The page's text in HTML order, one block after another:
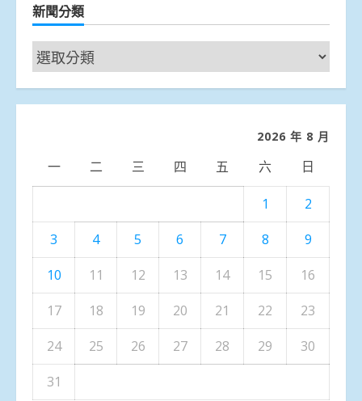
新聞分類
新
聞
分
2026 年 8 月
一 二 三 四 五 六 日
1
2
3
4 5 6 7 8
9
10
11 12 13 14 15
16
17
18 19 20 21 22
23
24
25 26 27 28 29
30
31